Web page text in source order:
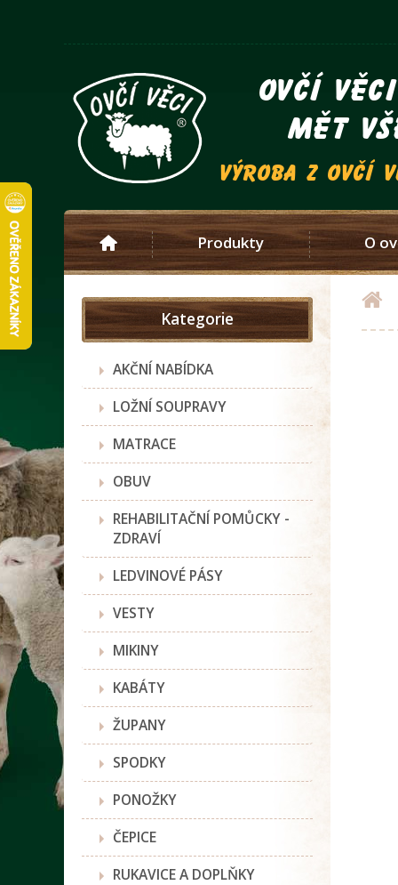
ovčí
mět
výroba z ovčí
Produkty O
Kategorie
AKČNÍ NABÍDKA
LOŽNÍ SOUPRAVY
MATRACE
OBUV
REHABILITAČNÍ POMŮCKY -
ZDRAVÍ
LEDVINOVÉ PÁSY
VESTY
MIKINY
KABÁTY
ŽUPANY
SPODKY
PONOŽKY
ČEPICE
RUKAVICE A DOPLŇKY